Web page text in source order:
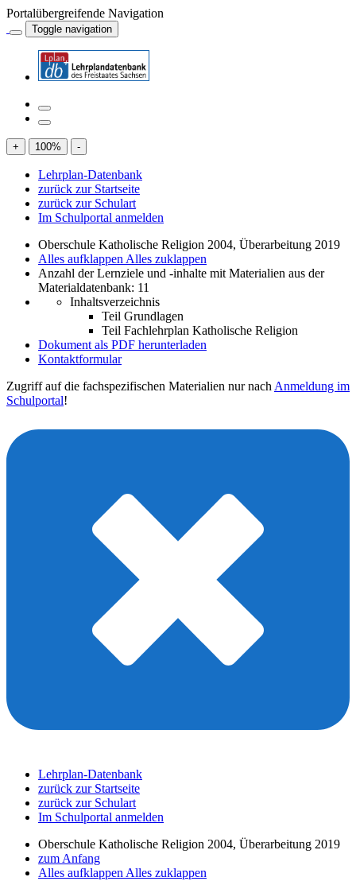
Portalübergreifende Navigation
Toggle navigation
+ 100% -
Lehrplan-Datenbank
zurück zur Startseite
zurück zur Schulart
Im Schulportal anmelden
Oberschule Katholische Religion 2004, Überarbeitung 2019
Alles aufklappen Alles zuklappen
Anzahl der Lernziele und -inhalte mit Materialien aus der
Materialdatenbank: 11
Inhaltsverzeichnis
Teil Grundlagen
Teil Fachlehrplan Katholische Religion
Dokument als PDF herunterladen
Kontaktformular
Zugriff auf die fachspezifischen Materialien nur nach Anmeldung im
Schulportal!
Lehrplan-Datenbank
zurück zur Startseite
zurück zur Schulart
Im Schulportal anmelden
Oberschule Katholische Religion 2004, Überarbeitung 2019
zum Anfang
Alles aufklappen Alles zuklappen